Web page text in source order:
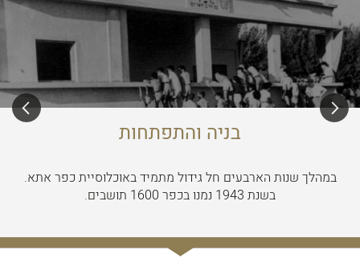
בניה והתפתחות
במהלך שנות הארבעים חל גידול מתמיד באוכלוסיית כפר אתא.
בשנת 1943 נמנו בכפר 1600 תושבים.